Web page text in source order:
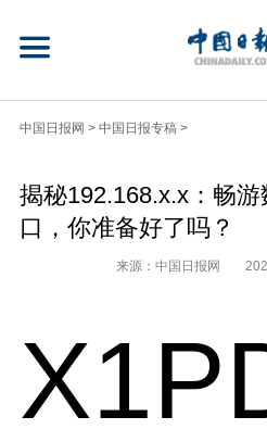
中国日报网 > 中国日报专稿 >
揭秘192.168.x.x：畅
口，你准备好了吗？
来源：中国日报网